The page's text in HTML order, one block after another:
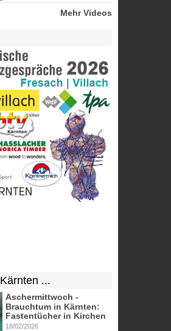
Mehr Videos
...
Aschermittwoch -
Brauchtum in Kärnten:
Fastentücher in Kirchen
18/02/2026